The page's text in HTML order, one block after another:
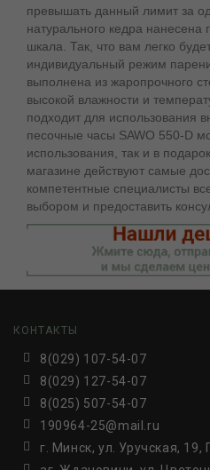
превышать данный лимит за
натурального кедра
шкала. Так, что вам легко
индивидуальный режим
выполнена из жаропрочного
высокой влажности и
подходит для использования
песочные часы SAWO 550-D
использования, так и в
магазине действуют самые
компетентные специалисты
выбором и предоставить
КОНТАКТЫ
8(029) 107-54-07
8(029) 127-54-07
8(025) 507-54-07
190964-25@mail.ru
г. Минск, ул. Уручская, 19,